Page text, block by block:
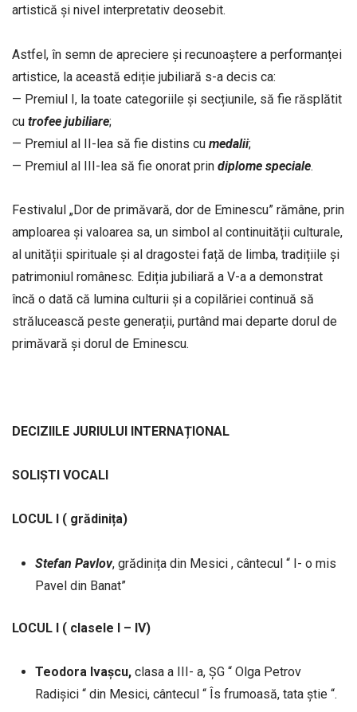
artistică și nivel interpretativ deosebit.
Astfel, în semn de apreciere și recunoaștere a performanței
artistice, la această ediție jubiliară s-a decis ca:
— Premiul I, la toate categoriile și secțiunile, să fie răsplătit
cu trofee jubiliare;
— Premiul al II-lea să fie distins cu medalii;
— Premiul al III-lea să fie onorat prin diplome speciale.
Festivalul „Dor de primăvară, dor de Eminescu” rămâne, prin
amploarea și valoarea sa, un simbol al continuității culturale,
al unității spirituale și al dragostei față de limba, tradițiile și
patrimoniul românesc. Ediția jubiliară a V-a a demonstrat
încă o dată că lumina culturii și a copilăriei continuă să
strălucească peste generații, purtând mai departe dorul de
primăvară și dorul de Eminescu.
DECIZIILE JURIULUI INTERNAȚIONAL
SOLIȘTI VOCALI
LOCUL I ( grădinița)
Stefan Pavlov, grădinița din Mesici , cântecul “ I- o mis
Pavel din Banat”
LOCUL I ( clasele I – IV)
Teodora Ivașcu, clasa a III- a, ȘG “ Olga Petrov
Radișici “ din Mesici, cântecul “ Îs frumoasă, tata știe “.